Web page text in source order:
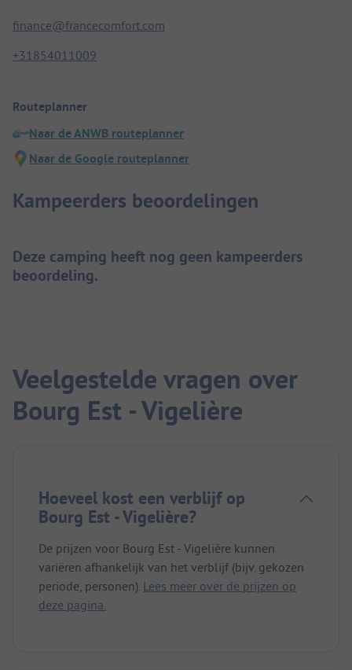
finance@francecomfort.com
+31854011009
Routeplanner
Naar de ANWB routeplanner
Naar de Google routeplanner
Kampeerders beoordelingen
Deze camping heeft nog geen kampeerders
beoordeling.
Veelgestelde vragen over
Bourg Est - Vigelière
Hoeveel kost een verblijf op
Bourg Est - Vigelière?
De prijzen voor Bourg Est - Vigelière kunnen
variëren afhankelijk van het verblijf (bijv. gekozen
periode, personen). Lees meer over de prijzen op
deze pagina.